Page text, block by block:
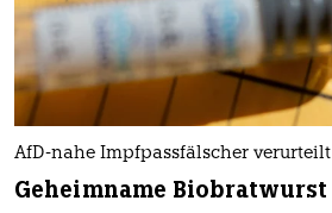
AfD-nahe Impfpassfälscher verurteilt
Geheimname Biobratwurst